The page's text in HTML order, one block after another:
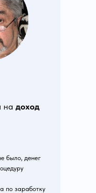
на доход
было, денег
по заработку